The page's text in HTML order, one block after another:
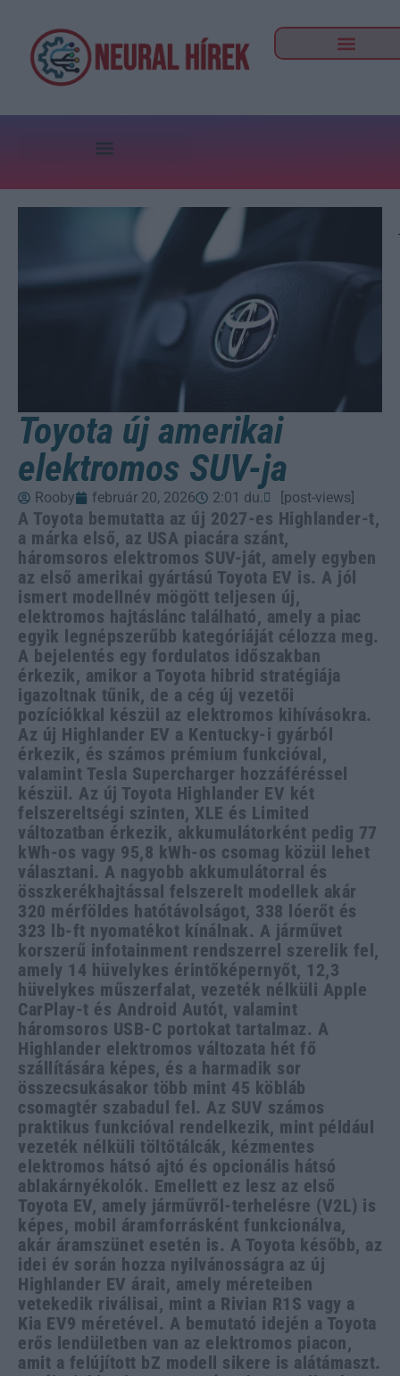
Toyota új amerikai
elektromos SUV-ja
Rooby február 20, 2026 2:01 du. [post-views]
A Toyota bemutatta az új 2027-es Highlander-t,
a márka első, az USA piacára szánt,
háromsoros elektromos SUV-ját, amely egyben
az első amerikai gyártású Toyota EV is. A jól
ismert modellnév mögött teljesen új,
elektromos hajtáslánc található, amely a piac
egyik legnépszerűbb kategóriáját célozza meg.
A bejelentés egy fordulatos időszakban
érkezik, amikor a Toyota hibrid stratégiája
igazoltnak tűnik, de a cég új vezetői
pozíciókkal készül az elektromos kihívásokra.
Az új Highlander EV a Kentucky-i gyárból
érkezik, és számos prémium funkcióval,
valamint Tesla Supercharger hozzáféréssel
készül. Az új Toyota Highlander EV két
felszereltségi szinten, XLE és Limited
változatban érkezik, akkumulátorként pedig 77
kWh-os vagy 95,8 kWh-os csomag közül lehet
választani. A nagyobb akkumulátorral és
összkerékhajtással felszerelt modellek akár
320 mérföldes hatótávolságot, 338 lóerőt és
323 lb-ft nyomatékot kínálnak. A járművet
korszerű infotainment rendszerrel szerelik fel,
amely 14 hüvelykes érintőképernyőt, 12,3
hüvelykes műszerfalat, vezeték nélküli Apple
CarPlay-t és Android Autót, valamint
háromsoros USB-C portokat tartalmaz. A
Highlander elektromos változata hét fő
szállítására képes, és a harmadik sor
összecsukásakor több mint 45 köbláb
csomagtér szabadul fel. Az SUV számos
praktikus funkcióval rendelkezik, mint például
vezeték nélküli töltőtálcák, kézmentes
elektromos hátsó ajtó és opcionális hátsó
ablakárnyékolók. Emellett ez lesz az első
Toyota EV, amely járművről-terhelésre (V2L) is
képes, mobil áramforrásként funkcionálva,
akár áramszünet esetén is. A Toyota később, az
idei év során hozza nyilvánosságra az új
Highlander EV árait, amely méreteiben
vetekedik riválisai, mint a Rivian R1S vagy a
Kia EV9 méretével. A bemutató idején a Toyota
erős lendületben van az elektromos piacon,
amit a felújított bZ modell sikere is alátámaszt.